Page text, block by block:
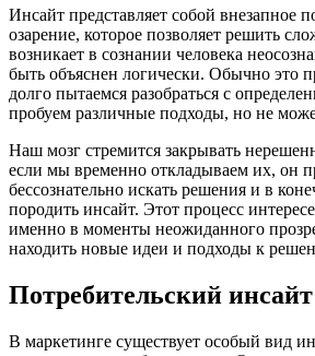
Инсайт представляет собой внезапное
озарение, которое позволяет решить
возникает в сознании человека
быть объяснен логически. Обычно это
долго пытаемся разобраться с
пробуем различные подходы, но не
Наш мозг стремится закрывать
если мы временно откладываем их, он
бессознательно искать решения и в
породить инсайт. Этот процесс
именно в моменты неожиданного
находить новые идеи и подходы к
Потребительский инсайт
В маркетинге существует особый вид